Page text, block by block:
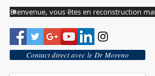
Bienvenue, vous êtes en reconstruction
Contact direct avec le Dr Moreno